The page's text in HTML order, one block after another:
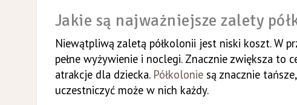
Jakie są najważniejsze zalety
Niewątpliwą zaletą półkolonii jest niski koszt. W
pełne wyżywienie i noclegi. Znacznie zwiększa to
atrakcje dla dziecka. Półkoloniesą znacznie
uczestniczyć może w nich każdy.